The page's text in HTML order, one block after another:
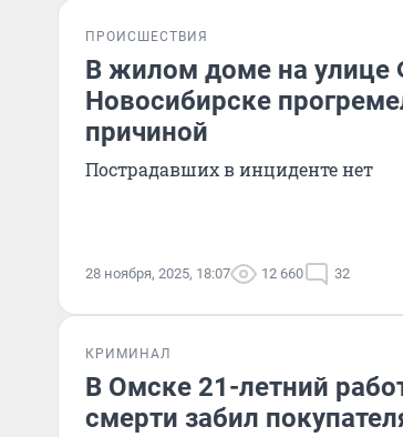
ПРОИСШЕСТВИЯ
В жилом доме на улице
Новосибирске
причиной
Пострадавших в инциденте нет
28 ноября, 2025, 18:07 12 660 32
КРИМИНАЛ
В Омске 21-летний
смерти забил